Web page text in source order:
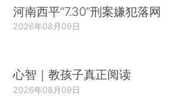
河南西平“7.30”刑案嫌犯落网
2026年08月09日
心智｜教孩子真正阅读
2026年08月09日